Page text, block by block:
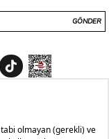
GÖNDER